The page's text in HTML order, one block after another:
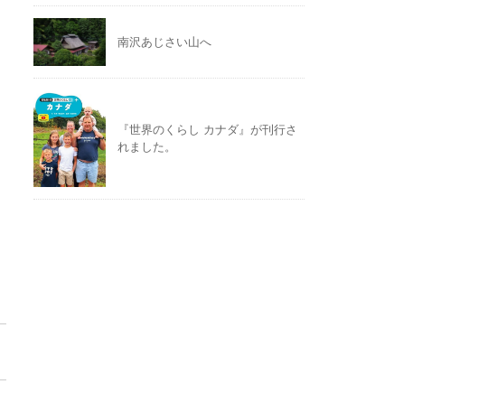
南沢あじさい山へ
『世界のくらし カナダ』が刊行さ
れました。